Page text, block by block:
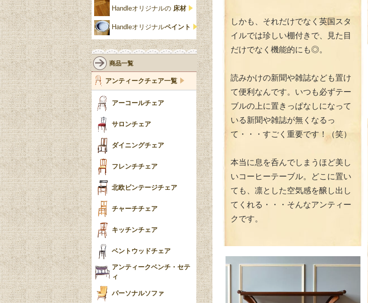
しかも、それだけでなく英国スタ
イルでは珍しい棚付きで、見た目
だけでなく機能的にも◎。
読みかけの新聞や雑誌なども置け
て便利なんです。いつも必ずテー
ブルの上に置きっぱなしになって
いる新聞や雑誌が無くなるっ
て・・・すごく重要です！（笑）
本当に息を呑んでしまうほど美し
いコーヒーテーブル。どこに置い
ても、凛とした空気感を醸し出し
てくれる・・・そんなアンティー
クです。
スリッパ収納
壁掛け家具
パーテーション・間
仕切り
ガーデンファニチャ
ー
ミラー
ミッドセンチュリー
アールデコ
脚のモチーフ一覧
ターニングレッグ
バルボスレッグ
ボビンターニング
ツイスト
トライポッド
バラスター
チェスターフィールド
リリパットレーン
アングルポイズ
ウォーカー＆ホール
Handleオリジナルの 床材
Handleオリジナルペイント
商品一覧
アンティークチェア一覧
アーコールチェア
サロンチェア
ダイニングチェア
フレンチチェア
北欧ビンテージチェア
チャーチチェア
キッチンチェア
ベントウッドチェア
アンティークベンチ・セテ
ィ
パーソナルソファ